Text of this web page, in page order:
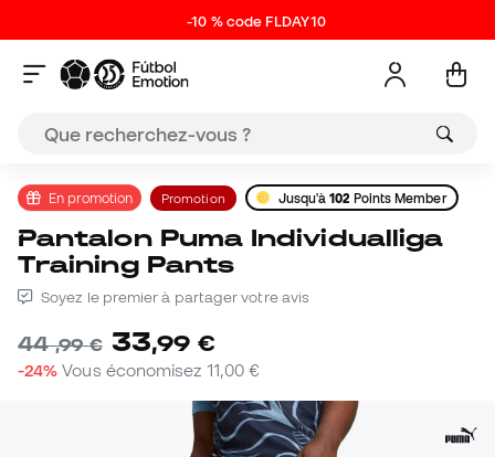
-10 % code FLDAY10
En promotion Promotion Jusqu'à102 Points Member
Pantalon Puma Individualliga
Training Pants
Soyez le premier à partager votre avis
44,99 € 33,99 €
-24% Vous économisez 11,00 €